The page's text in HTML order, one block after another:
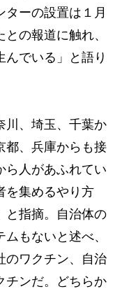
ターの設置は１月
の報道に触れ、
んでいる」と語り
、埼玉、千葉か
都、兵庫からも接
ら人があふれてい
を集めるやり方
と指摘。自治体の
もないと述べ、
のワクチン、自治
チンだ。どちらか